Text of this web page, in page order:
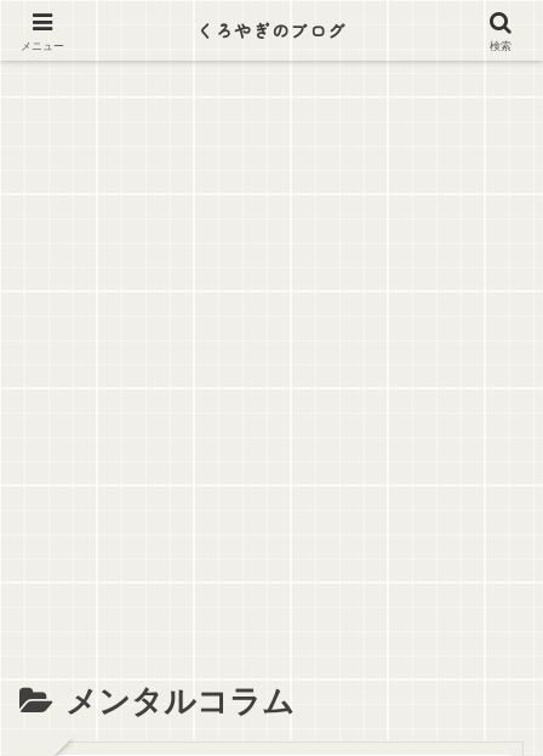
逃げ出そう この労働地獄から
メンタルコラム
メニュー
くろやぎのブログ
検索